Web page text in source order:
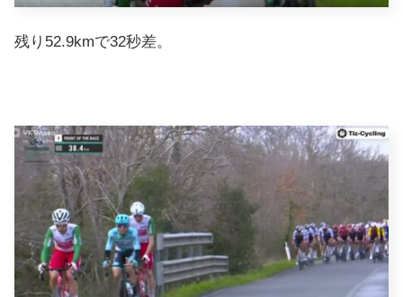
残り52.9kmで32秒差。